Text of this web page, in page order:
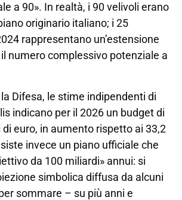
a 90». In realtà, i 90 velivoli erano
originario italiano; i 25
rappresentano un’estensione
numero complessivo potenziale a
Difesa, le stime indipendenti di
indicano per il 2026 un budget di
euro, in aumento rispetto ai 33,2
invece un piano ufficiale che
da 100 miliardi» annui: si
simbolica diffusa da alcuni
sommare – su più anni e